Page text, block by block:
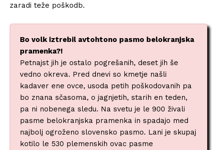
zaradi teže poškodb.
Bo volk iztrebil avtohtono pasmo belokranjska
pramenka?!
Petnajst jih je ostalo pogrešanih, deset jih še
vedno okreva. Pred dnevi so kmetje našli
kadaver ene ovce, usoda petih poškodovanih pa
bo znana sčasoma, o jagnjetih, starih en teden,
pa ni nobenega sledu. Na svetu je le 900 živali
pasme belokranjska pramenka in spadajo med
najbolj ogroženo slovensko pasmo. Lani je skupaj
kotilo le 530 plemenskih ovac pasme